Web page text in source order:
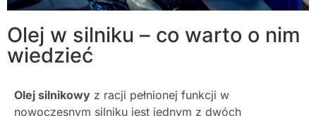
Olej w silniku – co warto o nim
wiedzieć
Olej silnikowy z racji pełnionej funkcji w
nowoczesnym silniku jest jednym z dwóch